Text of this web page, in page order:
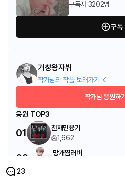
구독자 3202명
구독
거창왕자뷔
작가님의 작품 보러가기
작가님 응원하기
응원 TOP3
01
천재민융기
1,662
02
망개찜러버
23